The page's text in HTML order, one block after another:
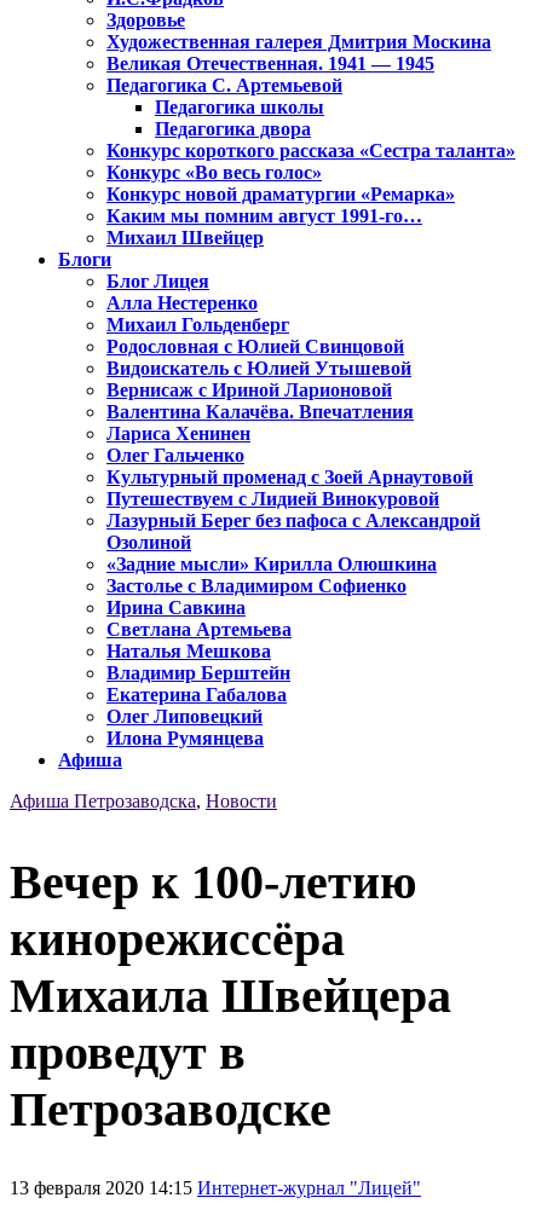
Здоровье
Художественная галерея Дмитрия Москина
Великая Отечественная. 1941 — 1945
Педагогика С. Артемьевой
Педагогика школы
Педагогика двора
Конкурс короткого рассказа «Сестра таланта»
Конкурс «Во весь голос»
Конкурс новой драматургии «Ремарка»
Каким мы помним август 1991-го…
Михаил Швейцер
Блоги
Блог Лицея
Алла Нестеренко
Михаил Гольденберг
Родословная с Юлией Свинцовой
Видоискатель с Юлией Утышевой
Вернисаж с Ириной Ларионовой
Валентина Калачёва. Впечатления
Лариса Хенинен
Олег Гальченко
Культурный променад с Зоей Арнаутовой
Путешествуем с Лидией Винокуровой
Лазурный Берег без пафоса с Александрой
Озолиной
«Задние мысли» Кирилла Олюшкина
Застолье с Владимиром Софиенко
Ирина Савкина
Светлана Артемьева
Наталья Мешкова
Владимир Берштейн
Екатерина Габалова
Олег Липовецкий
Илона Румянцева
Афиша
Афиша Петрозаводска, Новости
Вечер к 100-летию
кинорежиссёра
Михаила Швейцера
проведут в
Петрозаводске
13 февраля 2020 14:15 Интернет-журнал "Лицей"